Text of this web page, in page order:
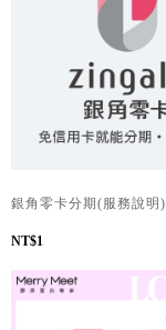
銀角零卡分期(服務說明)
NT$1